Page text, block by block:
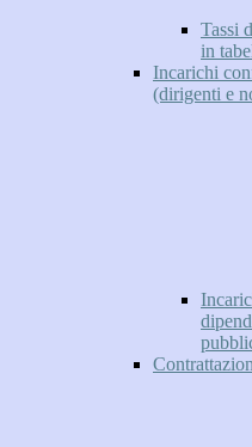
Tassi
in
Incarichi
(dirigenti e